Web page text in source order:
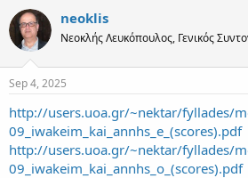
c
t
i
o
n
s
neoklis
Νεοκλής Λευκόπουλος, Γενικός
Sep 4, 2025
http://users.uoa.gr/~nektar/fyllades/
09_iwakeim_kai_annhs_e_(scores).pdf
http://users.uoa.gr/~nektar/fyllades/
09_iwakeim_kai_annhs_o_(scores).pdf